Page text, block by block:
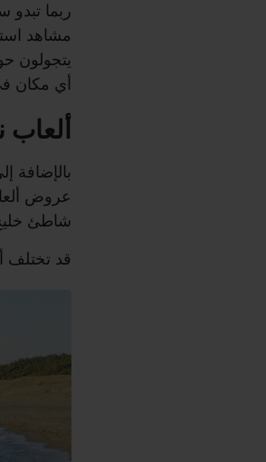
ربما تبدو
مشاهد
يتجولون
أي مكان
ألعاب
بالإضافة
عروض
شاطئ
قد تختلف